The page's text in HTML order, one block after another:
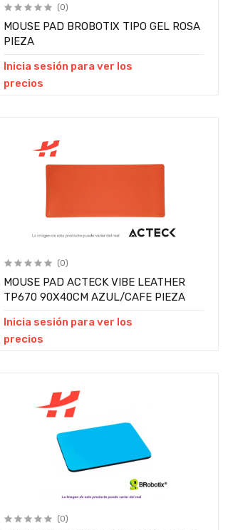
(0)
MOUSE PAD BROBOTIX TIPO GEL ROSA
PIEZA
Inicia sesión para ver los
precios
(0)
MOUSE PAD ACTECK VIBE LEATHER
TP670 90X40CM AZUL/CAFE PIEZA
Inicia sesión para ver los
precios
(0)